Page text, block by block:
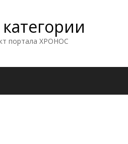
портала ХРОНОС